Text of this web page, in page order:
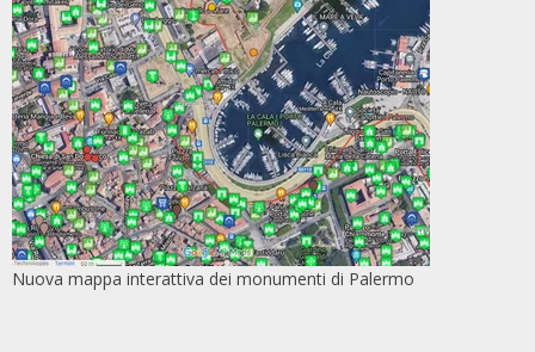
Nuova mappa interattiva dei monumenti di Palermo